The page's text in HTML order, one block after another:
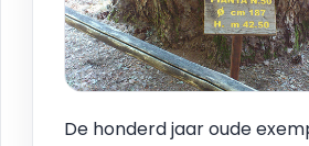
De honderd jaar oude